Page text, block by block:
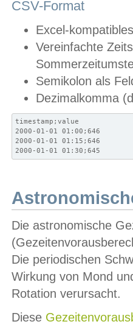
CSV-Format
Excel-
Vereinfachte
Semikolon als
Dezimalkomma
timestamp;value
2000-01-01 01:00;646
2000-01-01 01:15;646
2000-01-01 01:30;645
Die astronomische
Die periodischen
Wirkung von Mond
Rotation verursacht.
Diese